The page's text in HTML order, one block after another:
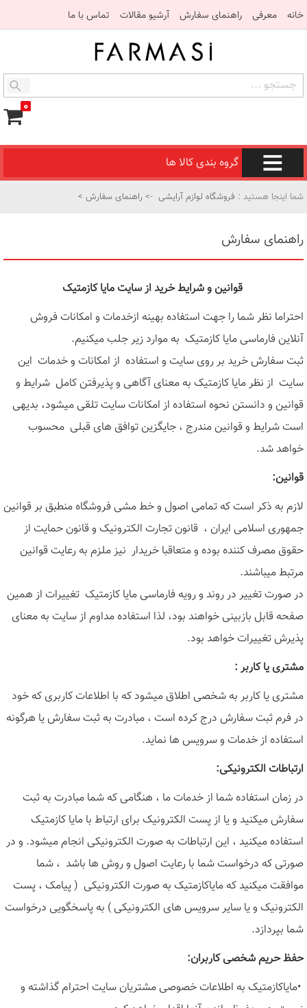
خانه معرفی راهنمای سفارش آرشیو مقالات تماس با ما
۰
گروه بندی کالا ها
شما اینجا هستید : فروشگاه لوازم آرایشی -> راهنمای سفارش >
راهنمای سفارش
قوانین و شرایط خرید از سایت مایا کازمتیک
احتراما نظر شما را جهت استفاده بهینه ازخدمات و امکانات فروش
آنلاین فارماسی مایا کازمتیک به موارد زیر جلب میکنیم.
ثبت سفارش خرید بر روی سایت و استفاده از امکانات و خدمات این
سایت از نظر مایا کازمتیک به معنای آگاهی و پذیرفتن کامل شرایط و
قوانین و دانستن نحوه استفاده از امکانات سایت تلقی میشود، بدیهی
است شرایط و قوانین مندرج ، جایگزین توافق های قبلی محسوب
خواهد شد.
قوانین:
لازم به ذکر است که تمامی اصول و خط مشی فروشگاه منطبق بر قوانین
جمهوری اسلامی ایران ، قانون تجارت الکترونیک و قانون حمایت از
حقوق مصرف کننده بوده و متعاقبا خریدار نیز ملزم به رعایت قوانین
مرتبط میباشند.
در صورت تغییر در روند و رویه فارماسی مایا کازمتیک تغییرات از همین
صفحه قابل بازبینی خواهند بود، لذا استفاده مداوم از سایت به معنای
پذیرش تغییرات خواهد بود.
مشتری یا کاربر :
مشتری یا کاربر به شخصی اطلاق میشود که با اطلاعات کاربری که خود
در فرم ثبت سفارش درج کرده است ، مبادرت به ثبت سفارش یا هرگونه
استفاده از خدمات و سرویس ها نماید.
ارتباطات الکترونیکی:
در زمان استفاده شما از خدمات ما ، هنگامی که شما مبادرت به ثبت
سفارش میکنید و یا از پست الکترونیک برای ارتباط با مایا کازمتیک
استفاده میکنید ، این ارتباطات به صورت الکترونیکی انجام میشود. و در
صورتی که درخواست شما با رعایت اصول و روش ها باشد ، شما
موافقت میکنید که مایاکازمتیک به صورت الکترونیکی ( پیامک ، پست
الکترونیک و یا سایر سرویس های الکترونیکی ) به پاسخگویی درخواست
شما بپردازد.
حفظ حریم شخصی کاربران:
•مایاکازمتیک به اطلاعات خصوصی مشتریان سایت احترام گذاشته و